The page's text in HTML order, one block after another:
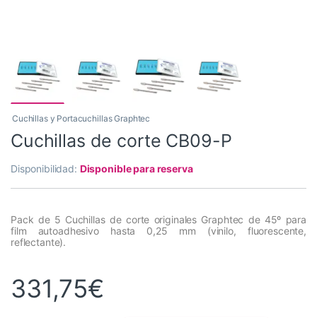
Cuchillas y Portacuchillas Graphtec
Cuchillas de corte CB09-P
Disponibilidad: Disponible para reserva
Pack de 5 Cuchillas de corte originales Graphtec de 45º para
film autoadhesivo hasta 0,25 mm (vinilo, fluorescente,
reflectante).
331,75€